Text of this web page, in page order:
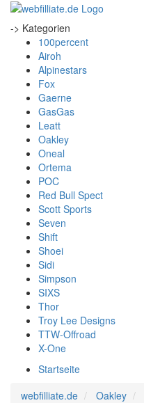
-> Kategorien
100percent
Airoh
Alpinestars
Fox
Gaerne
GasGas
Leatt
Oakley
Oneal
Ortema
POC
Red Bull Spect
Scott Sports
Seven
Shift
Shoei
Sidi
Simpson
SIXS
Thor
Troy Lee Designs
TTW-Offroad
X-One
Startseite
webfilliate.de
Oakley